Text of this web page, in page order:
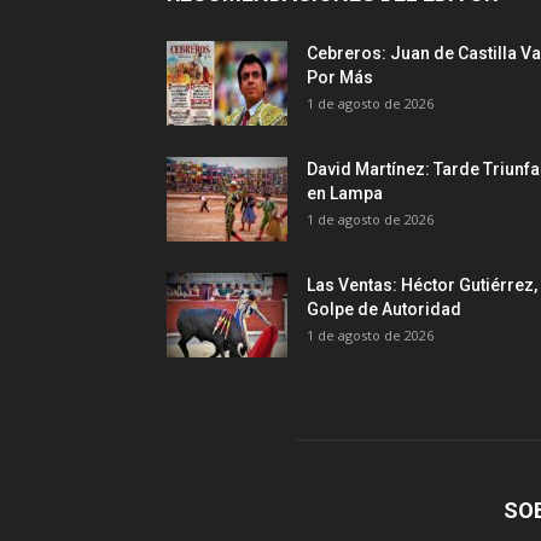
Cebreros: Juan de Castilla Va
Por Más
1 de agosto de 2026
David Martínez: Tarde Triunfal
en Lampa
1 de agosto de 2026
Las Ventas: Héctor Gutiérrez,
Golpe de Autoridad
1 de agosto de 2026